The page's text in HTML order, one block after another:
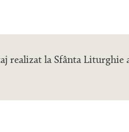
realizat la Sfânta